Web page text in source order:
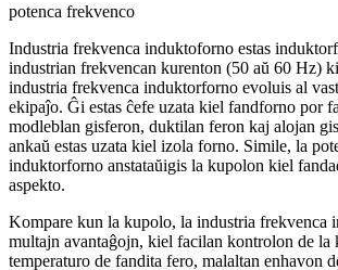
potenca frekvenco
Industria frekvenca induktoforno estas
industrian frekvencan kurenton (50 aŭ 60 Hz)
industria frekvenca induktorforno evoluis al
ekipaĵo. Ĝi estas ĉefe uzata kiel fandforno por
modleblan gisferon, duktilan feron kaj alojan
ankaŭ estas uzata kiel izola forno. Simile, la
induktorforno anstataŭigis la kupolon kiel
aspekto.
Kompare kun la kupolo, la industria frekvenca
multajn avantaĝojn, kiel facilan kontrolon de la
temperaturo de fandita fero, malaltan enhavon